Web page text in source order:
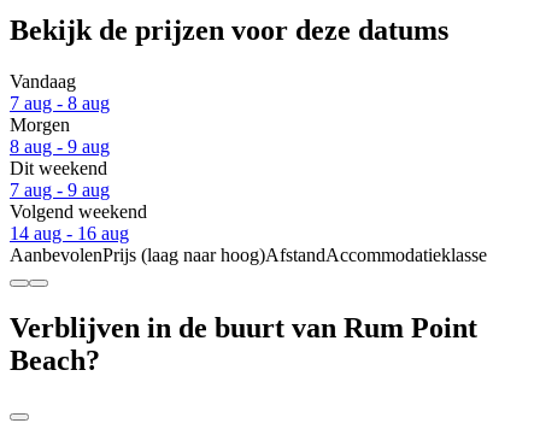
Bekijk de prijzen voor deze datums
Vandaag
7 aug - 8 aug
Morgen
8 aug - 9 aug
Dit weekend
7 aug - 9 aug
Volgend weekend
14 aug - 16 aug
AanbevolenPrijs (laag naar hoog)AfstandAccommodatieklasse
Verblijven in de buurt van Rum Point
Beach?